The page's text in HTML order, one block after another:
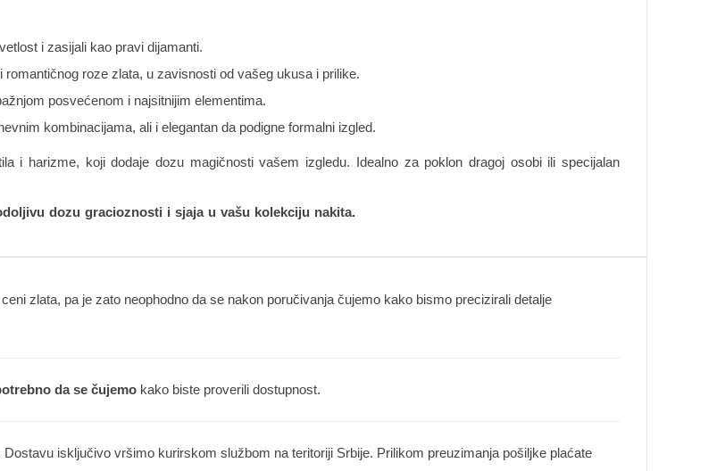
i zasijali kao pravi dijamanti.
roze zlata, u zavisnosti od vašeg ukusa i prilike.
posvećenom i najsitnijim elementima.
kombinacijama, ali i elegantan da podigne formalni izgled.
i harizme, koji dodaje dozu magičnosti vašem izgledu. Idealno za poklon dragoj osobi ili specijalan
dozu gracioznosti i sjaja u vašu kolekciju nakita.
zlata, pa je zato neophodno da se nakon poručivanja čujemo kako bismo precizirali detalje
da se čujemo kako biste proverili dostupnost.
isključivo vršimo kurirskom službom na teritoriji Srbije. Prilikom preuzimanja pošiljke plaćate